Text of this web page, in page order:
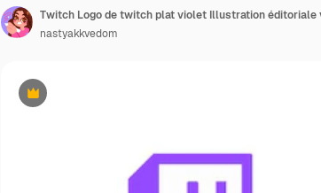
Premium
Twitch Logo de twitch plat violet Illustration
nastyakkvedom